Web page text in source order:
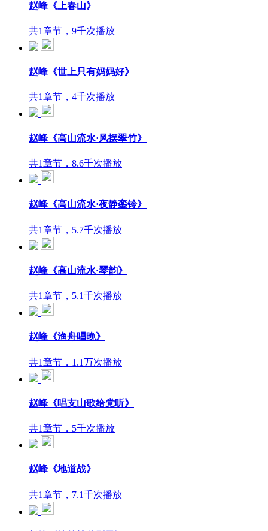
赵峰《上春山》
共1章节，9千次播放
赵峰《世上只有妈妈好》
共1章节，4千次播放
赵峰《高山流水·风摆翠竹》
共1章节，8.6千次播放
赵峰《高山流水·夜静銮铃》
共1章节，5.7千次播放
赵峰《高山流水·琴韵》
共1章节，5.1千次播放
赵峰《渔舟唱晚》
共1章节，1.1万次播放
赵峰《唱支山歌给党听》
共1章节，5千次播放
赵峰《地道战》
共1章节，7.1千次播放